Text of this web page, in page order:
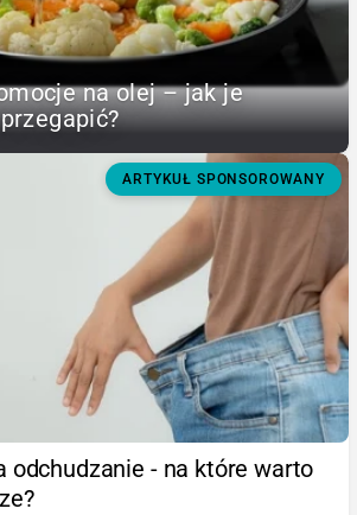
na olej – jak je
ARTYKUŁ SPONSOROWANY
odchudzanie - na które warto